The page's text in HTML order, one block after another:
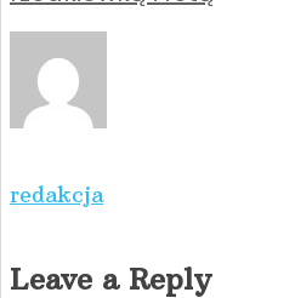
redakcja
Leave a Reply